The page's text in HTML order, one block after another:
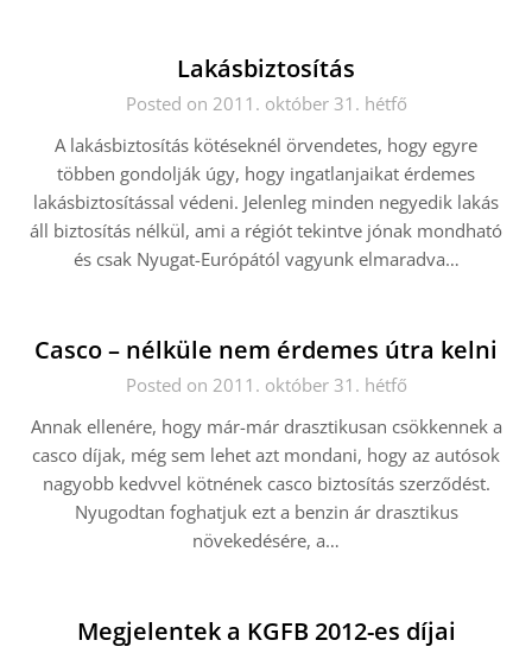
Lakásbiztosítás
Posted on 2011. október 31. hétfő
A lakásbiztosítás kötéseknél örvendetes, hogy egyre
többen gondolják úgy, hogy ingatlanjaikat érdemes
lakásbiztosítással védeni. Jelenleg minden negyedik lakás
áll biztosítás nélkül, ami a régiót tekintve jónak mondható
és csak Nyugat-Európától vagyunk elmaradva…
Casco – nélküle nem érdemes útra kelni
Posted on 2011. október 31. hétfő
Annak ellenére, hogy már-már drasztikusan csökkennek a
casco díjak, még sem lehet azt mondani, hogy az autósok
nagyobb kedvvel kötnének casco biztosítás szerződést.
Nyugodtan foghatjuk ezt a benzin ár drasztikus
növekedésére, a…
Megjelentek a KGFB 2012-es díjai